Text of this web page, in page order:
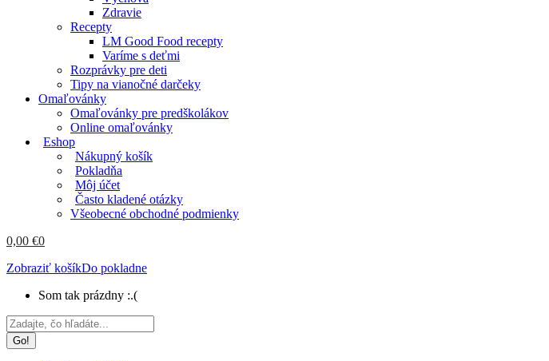
Zdravie
Recepty
LM Good Food recepty
Varíme s deťmi
Rozprávky pre deti
Tipy na vianočné darčeky
Omaľovánky
Omaľovánky pre predškolákov
Online omaľovánky
Eshop
Nákupný košík
Pokladňa
Môj účet
Často kladené otázky
Všeobecné obchodné podmienky
0,00 €0
Zobraziť košíkDo pokladne
Som tak prázdny :.(
Search: